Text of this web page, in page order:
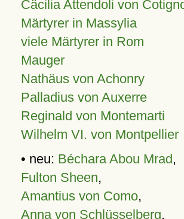
Cäcilia Attendoli von
Märtyrer in Massylia
viele Märtyrer in Rom
Mauger
Nathäus von Achonry
Palladius von Auxerre
Reginald von Montemarti
Wilhelm VI. von Montpellier
• neu: Béchara Abou Mrad,
Fulton Sheen,
Amantius von Como,
Anna von Schlüsselberg,